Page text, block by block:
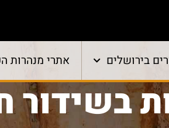
בירושלים אתרי מנהרות
בשידור